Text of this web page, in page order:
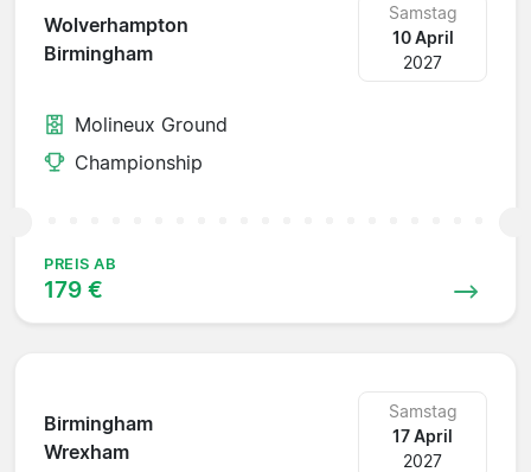
Wolverhampton
Birmingham
Samstag
10 April
2027
Molineux Ground
Championship
PREIS AB
179 €
Birmingham
Wrexham
Samstag
17 April
2027